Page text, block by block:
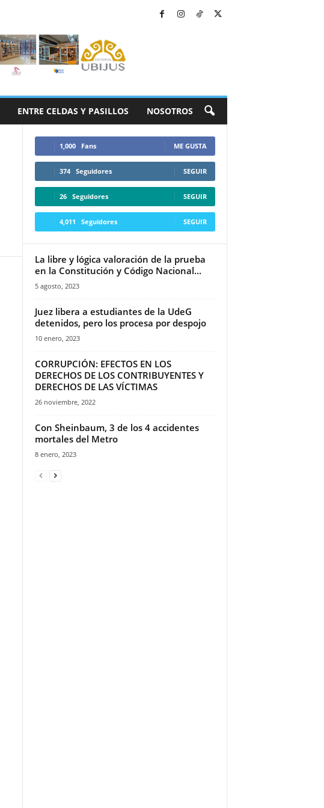
ENTRE CELDAS Y PASILLOS NOSOTROS
1,000 Fans ME GUSTA
374 Seguidores SEGUIR
26 Seguidores SEGUIR
4,011 Seguidores SEGUIR
La libre y lógica valoración de la prueba
en la Constitución y Código Nacional...
5 agosto, 2023
Juez libera a estudiantes de la UdeG
detenidos, pero los procesa por despojo
10 enero, 2023
CORRUPCIÓN: EFECTOS EN LOS
DERECHOS DE LOS CONTRIBUYENTES Y
DERECHOS DE LAS VÍCTIMAS
26 noviembre, 2022
Con Sheinbaum, 3 de los 4 accidentes
mortales del Metro
8 enero, 2023